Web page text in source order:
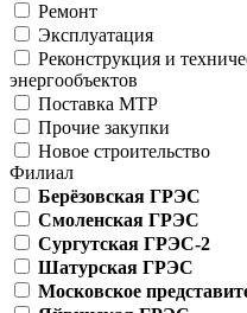
Ремонт
Эксплуатация
Реконструкция и
энергообъектов
Поставка МТР
Прочие закупки
Новое строительство
Филиал
Берёзовская ГРЭС
Смоленская ГРЭС
Сургутская ГРЭС-2
Шатурская ГРЭС
Московское